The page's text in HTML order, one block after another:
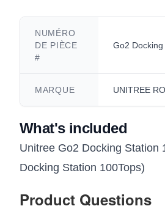
NUMÉRO
DE PIÈCE
#
Go2
MARQUE UNITREE
What's included
Unitree Go2 Docking Station
Docking Station 100Tops)
Product Questions